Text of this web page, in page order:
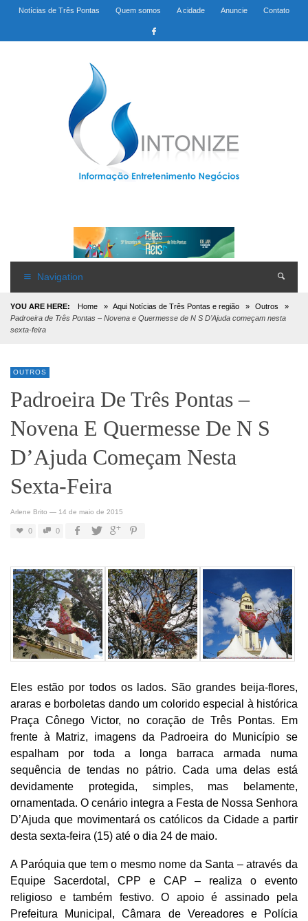
Notícias de Três Pontas Quem somos A cidade Anuncie Contato
Navigation
YOU ARE HERE: Home » Aqui Notícias de Três Pontas e região » Outros
»
Padroeira de Três Pontas – Novena e Quermesse de N S D’Ajuda começam nesta
sexta-feira
OUTROS
Padroeira De Três Pontas –
Novena E Quermesse De N S
D’Ajuda Começam Nesta
Sexta-Feira
Arlene Brito — 14 de maio de 2015
0 0
Eles estão por todos os lados. São grandes beija-flores,
araras e borboletas dando um colorido especial à histórica
Praça Cônego Victor, no coração de Três Pontas. Em
frente à Matriz, imagens da Padroeira do Município se
espalham por toda a longa barraca armada numa
sequência de tendas no pátrio. Cada uma delas está
devidamente protegida, simples, mas belamente,
ornamentada. O cenário integra a Festa de Nossa Senhora
D’Ajuda que movimentará os católicos da Cidade a partir
desta sexta-feira (15) até o dia 24 de maio.
A Paróquia que tem o mesmo nome da Santa – através da
Equipe Sacerdotal, CPP e CAP – realiza o evento
religioso e também festivo. O apoio é assinado pela
Prefeitura Municipal, Câmara de Vereadores e Polícia